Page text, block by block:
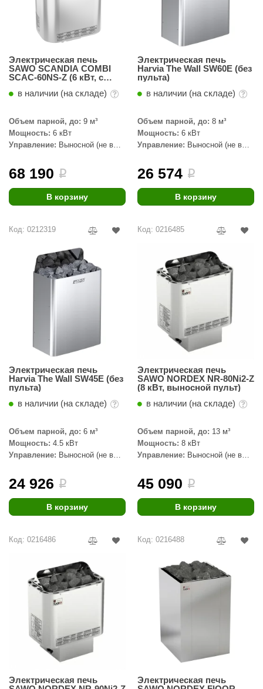
Электрическая печь
SAWO SCANDIA COMBI
SCAC-60NS-Z (6 кВт, с
выносной пульт, внутри
в наличии (на складе)
Объем парной, до: 9 м³
Мощность: 6 кВт
Управление: Выносной (не в
68 190 i
В корзину
Электрическая печь
Harvia The Wall SW60E (без
пульта)
в наличии (на складе)
Объем парной, до: 8 м³
Мощность: 6 кВт
Управление: Выносной (не в
26 574 i
В корзину
Код: 0212319
Электрическая печь
Harvia The Wall SW45E (без
пульта)
в наличии (на складе)
Объем парной, до: 6 м³
Мощность: 4.5 кВт
Управление: Выносной (не в
24 926 i
В корзину
Код: 0216485
Электрическая печь
SAWO NORDEX NR-80Ni2-Z
(8 кВт, выносной пульт)
в наличии (на складе)
Объем парной, до: 13 м³
Мощность: 8 кВт
Управление: Выносной (не в
45 090 i
В корзину
Код: 0216486
Электрическая печь
Код: 0216488
Электрическая печь